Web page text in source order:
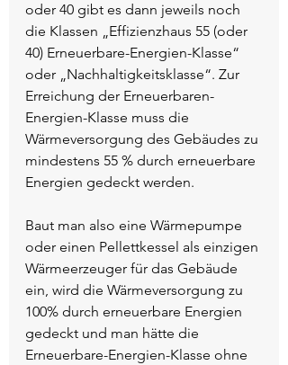
oder 40 gibt es dann jeweils noch
die Klassen „Effizienzhaus 55 (oder
40) Erneuerbare-Energien-Klasse“
oder „Nachhaltigkeitsklasse“. Zur
Erreichung der Erneuerbaren-
Energien-Klasse muss die
Wärmeversorgung des Gebäudes zu
mindestens 55 % durch erneuerbare
Energien gedeckt werden.
Baut man also eine Wärmepumpe
oder einen Pellettkessel als einzigen
Wärmeerzeuger für das Gebäude
ein, wird die Wärmeversorgung zu
100% durch erneuerbare Energien
gedeckt und man hätte die
Erneuerbare-Energien-Klasse ohne